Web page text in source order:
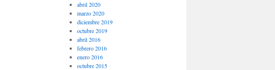
abril 2020
marzo 2020
diciembre 2019
octubre 2019
abril 2016
febrero 2016
enero 2016
octubre 2015